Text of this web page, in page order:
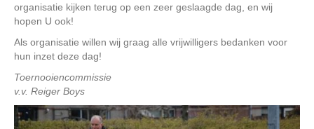
organisatie kijken terug op een zeer geslaagde dag, en wij
hopen U ook!
Als organisatie willen wij graag alle vrijwilligers bedanken voor
hun inzet deze dag!
Toernooiencommissie
v.v. Reiger Boys